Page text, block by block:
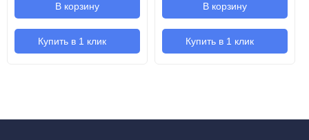
котлов
В корзину
Купить в 1 клик
В корзину
Купить в 1 клик